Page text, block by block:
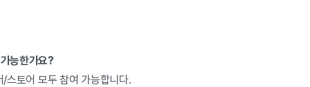
능한가요?
스토어 모두 참여 가능합니다.